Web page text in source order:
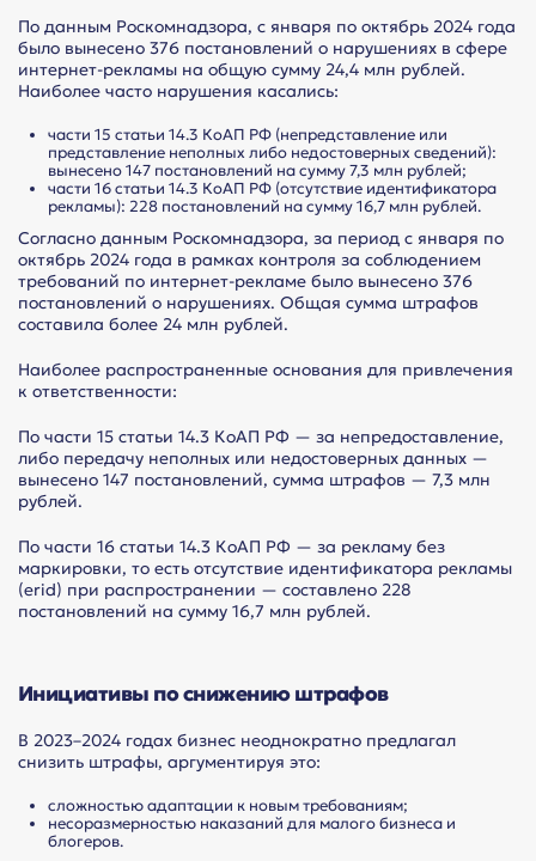
По данным Роскомнадзора, с января по октябрь 2024 года
было вынесено 376 постановлений о нарушениях в сфере
интернет-рекламы на общую сумму 24,4 млн рублей.
Наиболее часто нарушения касались:
части 15 статьи 14.3 КоАП РФ (непредставление или
представление неполных либо недостоверных сведений):
вынесено 147 постановлений на сумму 7,3 млн рублей;
части 16 статьи 14.3 КоАП РФ (отсутствие идентификатора
рекламы): 228 постановлений на сумму 16,7 млн рублей.
Согласно данным Роскомнадзора, за период с января по
октябрь 2024 года в рамках контроля за соблюдением
требований по интернет-рекламе было вынесено 376
постановлений о нарушениях. Общая сумма штрафов
составила более 24 млн рублей.
Наиболее распространенные основания для привлечения
к ответственности:
По части 15 статьи 14.3 КоАП РФ — за непредоставление,
либо передачу неполных или недостоверных данных —
вынесено 147 постановлений, сумма штрафов — 7,3 млн
рублей.
По части 16 статьи 14.3 КоАП РФ — за рекламу без
маркировки, то есть отсутствие идентификатора рекламы
(erid) при распространении — составлено 228
постановлений на сумму 16,7 млн рублей.
Инициативы по снижению штрафов
В 2023–2024 годах бизнес неоднократно предлагал
снизить штрафы, аргументируя это:
сложностью адаптации к новым требованиям;
несоразмерностью наказаний для малого бизнеса и
блогеров.